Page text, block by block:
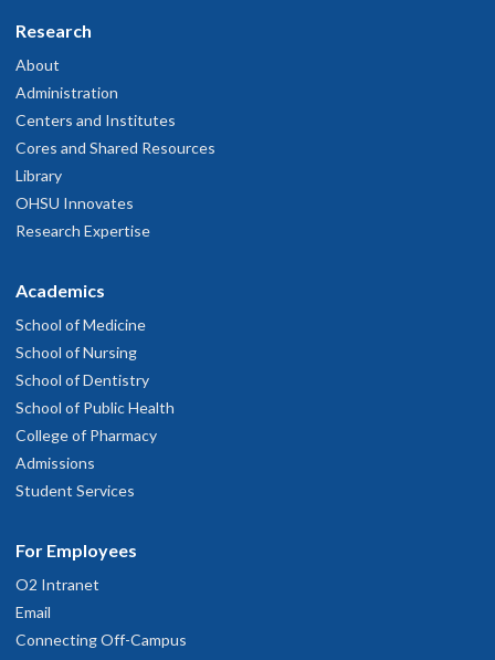
Research
About
Administration
Centers and Institutes
Cores and Shared Resources
Library
OHSU Innovates
Research Expertise
Academics
School of Medicine
School of Nursing
School of Dentistry
School of Public Health
College of Pharmacy
Admissions
Student Services
For Employees
O2 Intranet
Email
Connecting Off-Campus